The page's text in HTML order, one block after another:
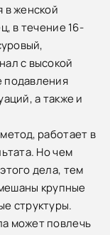
в женской
в течение 16-
с высокой
подавления
а также и
работает в
Но чем
дела, тем
крупные
структуры.
может повлечь